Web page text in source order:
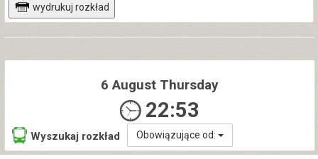
wydrukuj rozkład
6 August Thursday
22:53
Wyszukaj rozkład Obowiązujące od: